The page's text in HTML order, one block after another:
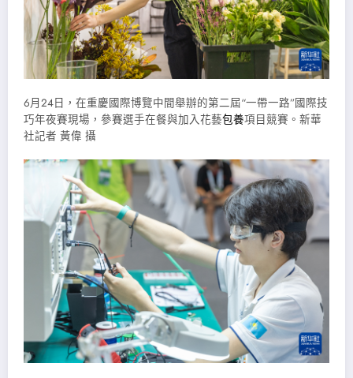
6月24日，在重慶國際博覽中間舉辦的第二屆“一帶一路”國際技
巧年夜賽現場，參賽選手在餐與加入花藝包養項目競賽。新華
社記者 黃偉 攝